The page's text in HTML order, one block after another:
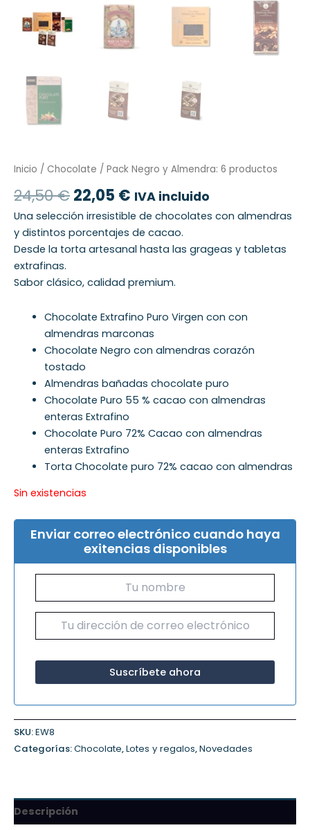
Inicio / Chocolate / Pack Negro y Almendra: 6 productos
24,50€22,05 € IVA incluido
Una selección irresistible de chocolates con almendras
y distintos porcentajes de cacao.
Desde la torta artesanal hasta las grageas y tabletas
extrafinas.
Sabor clásico, calidad premium.
Chocolate Extrafino Puro Virgen con con
almendras marconas
Chocolate Negro con almendras corazón
tostado
Almendras bañadas chocolate puro
Chocolate Puro 55 % cacao con almendras
enteras Extrafino
Chocolate Puro 72% Cacao con almendras
enteras Extrafino
Torta Chocolate puro 72% cacao con almendras
Sin existencias
Enviar correo electrónico cuando haya
exitencias disponibles
SKU:EW8
Categorías:Chocolate,Lotes y regalos,Novedades
Descripción